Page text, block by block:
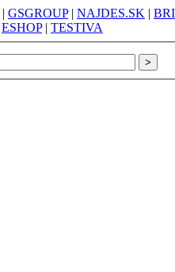
| GSGROUP| NAJDES.SK |
ESHOP| TESTIVA